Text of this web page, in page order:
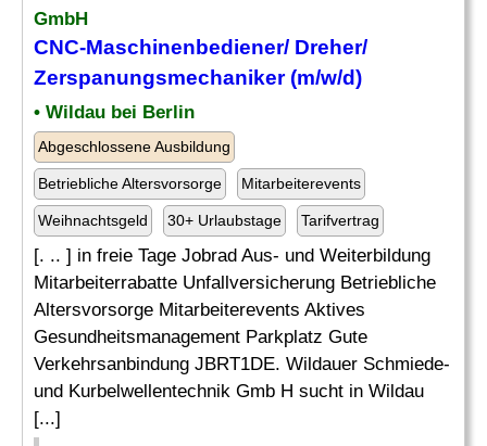
GmbH
CNC-Maschinenbediener/ Dreher/
Zerspanungsmechaniker (m/w/d)
• Wildau bei Berlin
Abgeschlossene Ausbildung
Betriebliche Altersvorsorge Mitarbeiterevents
Weihnachtsgeld 30+ Urlaubstage Tarifvertrag
[. .. ] in freie Tage Jobrad Aus- und Weiterbildung
Mitarbeiterrabatte Unfallversicherung Betriebliche
Altersvorsorge Mitarbeiterevents Aktives
Gesundheitsmanagement Parkplatz Gute
Verkehrsanbindung JBRT1DE. Wildauer Schmiede-
und Kurbelwellentechnik Gmb H sucht in Wildau
[...]